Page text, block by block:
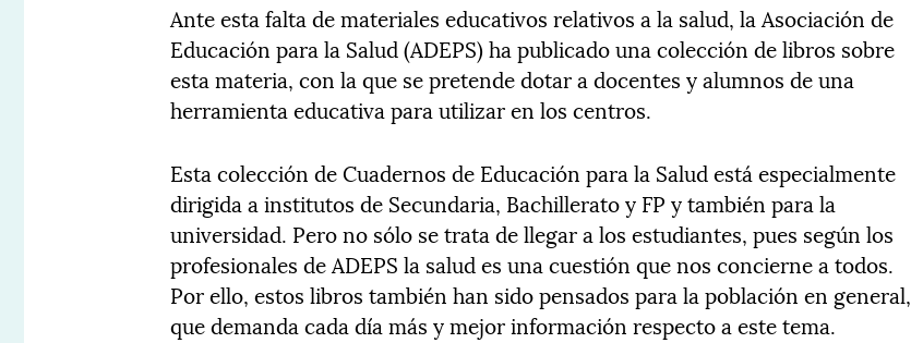
Ante esta falta de materiales educativos relativos a la salud, la Asociación de
Educación para la Salud (ADEPS) ha publicado una colección de libros sobre
esta materia, con la que se pretende dotar a docentes y alumnos de una
herramienta educativa para utilizar en los centros.
Esta colección de Cuadernos de Educación para la Salud está especialmente
dirigida a institutos de Secundaria, Bachillerato y FP y también para la
universidad. Pero no sólo se trata de llegar a los estudiantes, pues según los
profesionales de ADEPS la salud es una cuestión que nos concierne a todos.
Por ello, estos libros también han sido pensados para la población en general,
que demanda cada día más y mejor información respecto a este tema.